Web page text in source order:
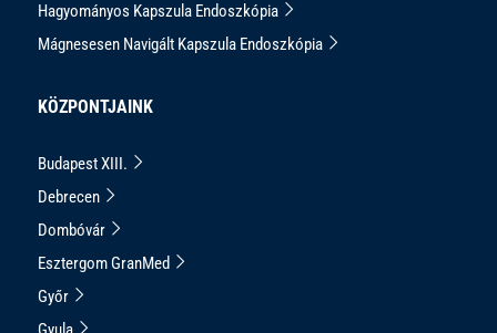
Hagyományos Kapszula Endoszkópia
Mágnesesen Navigált Kapszula Endoszkópia
KÖZPONTJAINK
Budapest XIII.
Debrecen
Dombóvár
Esztergom GranMed
Győr